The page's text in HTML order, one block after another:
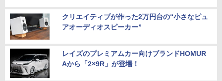
クリエイティブが作った2万円台の“小さなピュ
アオーディオスピーカー”
レイズのプレミアムカー向けブランドHOMUR
Aから「2×9R」が登場！